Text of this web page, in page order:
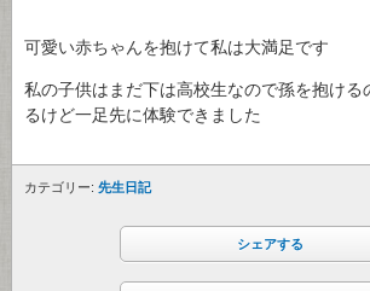
可愛い赤ちゃんを抱けて私は大満足です
私の子供はまだ下は高校生なので孫を抱ける
るけど一足先に体験できました
カテゴリー: 先生日記
シェアする